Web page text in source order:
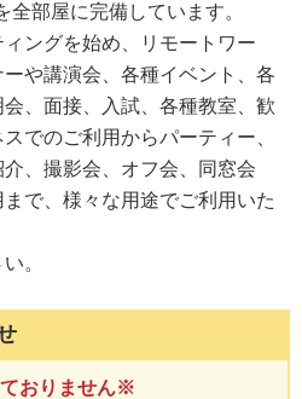
部屋に完備しています。
ングを始め、リモートワー
や講演会、各種イベント、各
、面接、入試、各種教室、歓
でのご利用からパーティー、
、撮影会、オフ会、同窓会
で、様々な用途でご利用いた
。
おりません※